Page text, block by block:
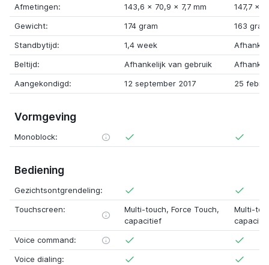
Afmetingen: 143,6 x 70,9 x 7,7 mm 147,7 x
Gewicht:
174 gram
163 gram
Standbytijd:
1,4 week
Beltijd:
Afhankelijk van gebruik
Aangekondigd:
12 september 2017 25
Vormgeving
Monoblock:
Bediening
Gezichtsontgrendeling:
Touchscreen:
Multi-touch, Force Touch,
capacitief
Multi-
Voice command:
Voice dialing: